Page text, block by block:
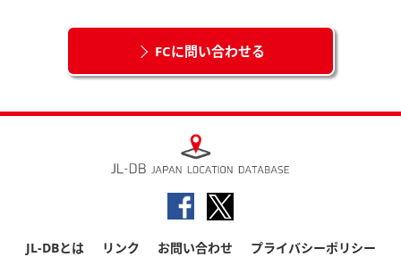
FCに問い合わせる
JL-DBとは リンク お問い合わせ プライバシーポリシー